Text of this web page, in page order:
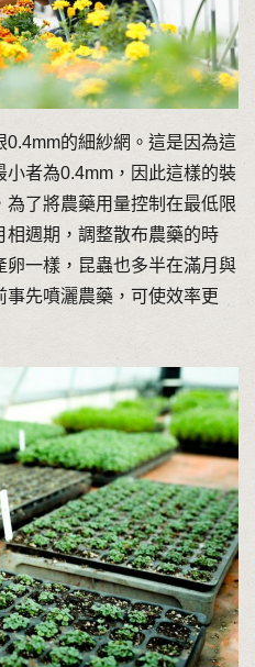
0.4mm的細紗網。這是因為這
者為0.4mm，因此這樣的裝
了將農藥用量控制在最低限
相週期，調整散布農藥的時
一樣，昆蟲也多半在滿月與
先噴灑農藥，可使效率更